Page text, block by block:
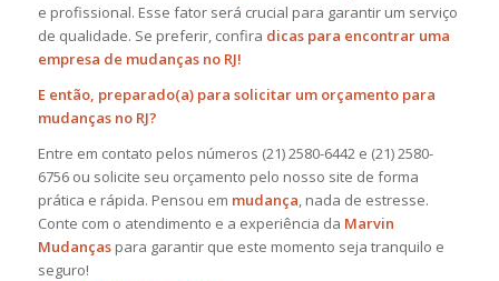
e profissional. Esse fator será crucial para garantir um serviço
de qualidade. Se preferir, confira dicas para encontrar uma
empresa de mudanças no RJ!
E então, preparado(a) para solicitar um orçamento para
mudanças no RJ?
Entre em contato pelos números (21) 2580-6442 e (21) 2580-
6756 ou solicite seu orçamento pelo nosso site de forma
prática e rápida. Pensou em mudança, nada de estresse.
Conte com o atendimento e a experiência da Marvin
Mudançaspara garantir que este momento seja tranquilo e
seguro!